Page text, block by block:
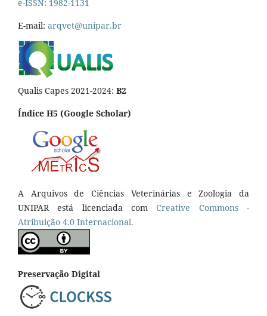
e-ISSN: 1982-1131
E-mail: arqvet@unipar.br
Qualis Capes 2021-2024: B2
Índice H5 (Google Scholar)
A Arquivos de Ciências Veterinárias e Zoologia da
UNIPAR está licenciada comCreative Commons -
Atribuição 4.0 Internacional.
Preservação Digital